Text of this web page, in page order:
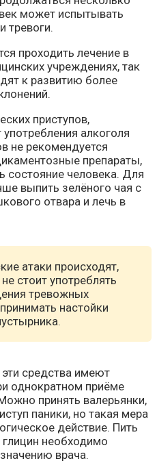
может испытывать
тревоги.
проходить лечение в
учреждениях, так
к развитию более
приступов,
алкоголя
не рекомендуется
препараты,
состояние человека. Для
выпить зелёного чая с
отвара и лечь в
атаки происходят,
стоит употреблять
тревожных
настойки
средства имеют
однократном приёме
принять валерьянки,
паники, но такая мера
действие. Пить
глицин необходимо
врача.